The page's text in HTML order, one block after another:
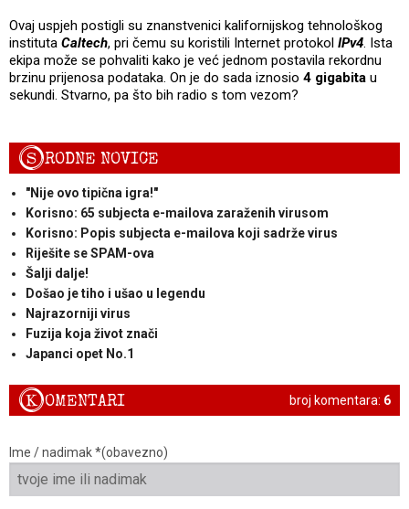
Ovaj uspjeh postigli su znanstvenici kalifornijskog tehnološkog
instituta Caltech, pri čemu su koristili Internet protokol IPv4. Ista
ekipa može se pohvaliti kako je već jednom postavila rekordnu
brzinu prijenosa podataka. On je do sada iznosio 4 gigabita u
sekundi. Stvarno, pa što bih radio s tom vezom?
SRODNE NOVICE
"Nije ovo tipična igra!"
Korisno: 65 subjecta e-mailova zaraženih virusom
Korisno: Popis subjecta e-mailova koji sadrže virus
Riješite se SPAM-ova
Šalji dalje!
Došao je tiho i ušao u legendu
Najrazorniji virus
Fuzija koja život znači
Japanci opet No.1
broj komentara: 6
KOMENTARI
Ime / nadimak *(obavezno)